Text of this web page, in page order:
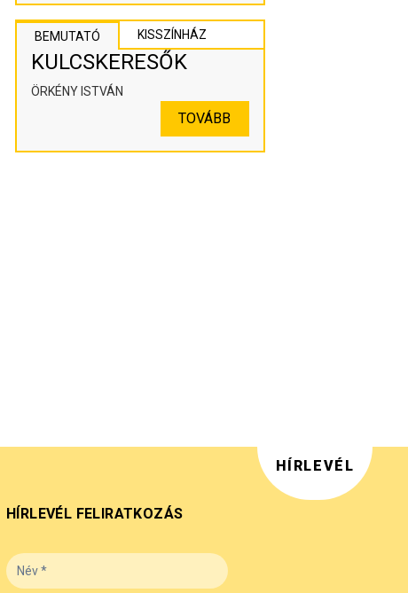
BEMUTATÓ KISSZÍNHÁZ
KULCSKERESŐK
ÖRKÉNY ISTVÁN
TOVÁBB
HÍRLEVÉL
HÍRLEVÉL FELIRATKOZÁS